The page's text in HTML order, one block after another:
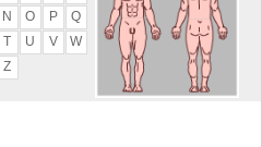
N O P
Q
T U V
W
Z